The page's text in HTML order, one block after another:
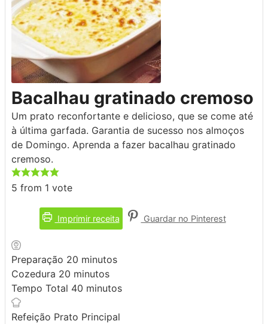
Bacalhau gratinado cremoso
Um prato reconfortante e delicioso, que se come até
à última garfada. Garantia de sucesso nos almoços
de Domingo. Aprenda a fazer bacalhau gratinado
cremoso.
5 from 1 vote
Imprimir receita Guardar no Pinterest
Preparação 20 minutos
minutos
Cozedura 20 minutos
minutos
Tempo Total 40 minutos
minutos
Refeição Prato Principal